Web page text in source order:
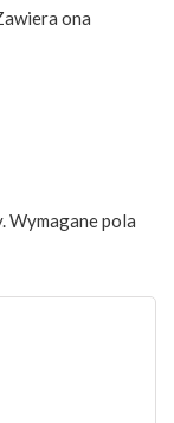
ona
Wymagane pola